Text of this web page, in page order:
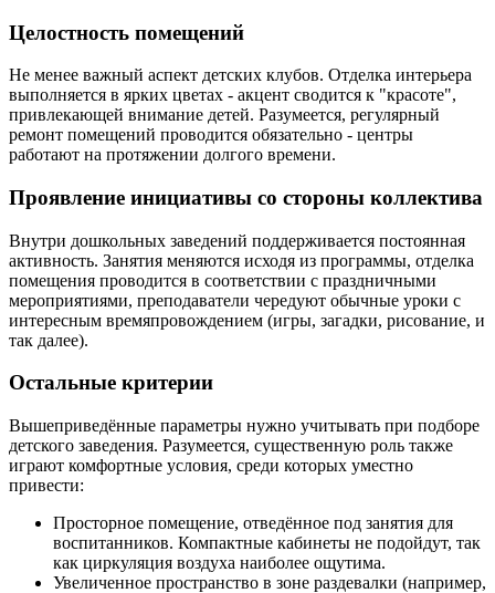
Целостность помещений
Не менее важный аспект детских клубов. Отделка интерьера
выполняется в ярких цветах - акцент сводится к "красоте",
привлекающей внимание детей. Разумеется, регулярный
ремонт помещений проводится обязательно - центры
работают на протяжении долгого времени.
Проявление инициативы со стороны коллектива
Внутри дошкольных заведений поддерживается постоянная
активность. Занятия меняются исходя из программы, отделка
помещения проводится в соответствии с праздничными
мероприятиями, преподаватели чередуют обычные уроки с
интересным времяпровождением (игры, загадки, рисование, и
так далее).
Остальные критерии
Вышеприведённые параметры нужно учитывать при подборе
детского заведения. Разумеется, существенную роль также
играют комфортные условия, среди которых уместно
привести:
Просторное помещение, отведённое под занятия для
воспитанников. Компактные кабинеты не подойдут, так
как циркуляция воздуха наиболее ощутима.
Увеличенное пространство в зоне раздевалки (например,